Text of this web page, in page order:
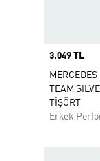
Price
3.049 TL
TEAM
TİŞÖRT
Erkek